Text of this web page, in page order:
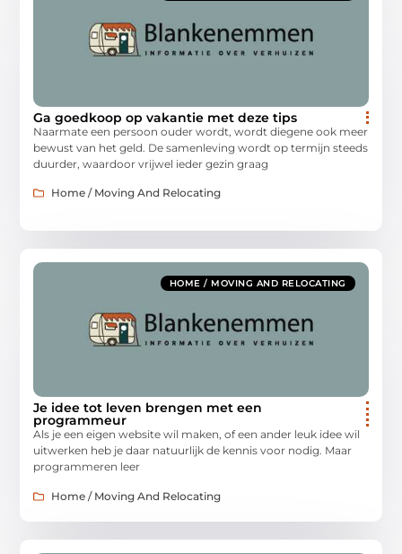
Ga goedkoop op vakantie met deze tips
Naarmate een persoon ouder wordt, wordt diegene ook meer
bewust van het geld. De samenleving wordt op termijn steeds
duurder, waardoor vrijwel ieder gezin graag
Home / Moving And Relocating
HOME / MOVING AND RELOCATING
Je idee tot leven brengen met een
programmeur
Als je een eigen website wil maken, of een ander leuk idee wil
uitwerken heb je daar natuurlijk de kennis voor nodig. Maar
programmeren leer
Home / Moving And Relocating